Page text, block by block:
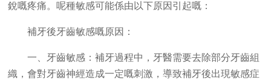
銳嘅疼痛。呢種敏感可能係由以下原因引起嘅：
補牙後牙齒敏感嘅原因：
一、牙齒敏感：補牙過程中，牙醫需要去除部分牙齒組
織，會對牙齒神經造成一定嘅刺激，導致補牙後出現敏感症